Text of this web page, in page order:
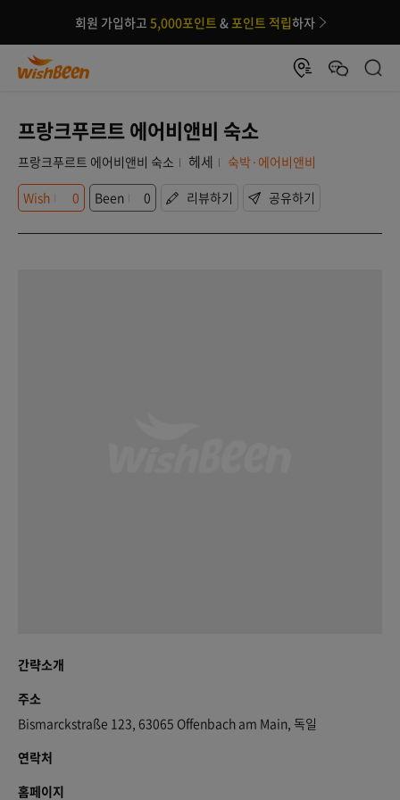
회원 가입하고 5,000포인트 &포인트 적립하자
프랑크푸르트 에어비앤비 숙소
프랑크푸르트 에어비앤비 숙소 헤세
숙박·에어비앤비
Wish
0 Been 0 리뷰하기 공유하기
간략소개
주소
Bismarckstraße 123, 63065 Offenbach am Main, 독일
연락처
홈페이지